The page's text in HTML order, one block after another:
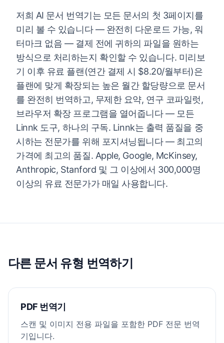
저희 AI 문서 번역기는 모든 문서의 첫 3페이지를
미리 볼 수 있습니다 — 완전히 다운로드 가능, 워
터마크 없음 — 결제 전에 귀하의 파일을 원하는
방식으로 처리하는지 확인할 수 있습니다. 미리보
기 이후 유료 플랜(연간 결제 시 $8.20/월부터)은
플랜에 맞게 확장되는 높은 월간 할당량으로 문서
를 완전히 번역하고, 무제한 요약, 연구 코파일럿,
브라우저 확장 프로그램을 열어줍니다 — 모든
Linnk 도구, 하나의 구독. Linnk는 출력 품질을 중
시하는 전문가를 위해 포지셔닝됩니다 — 최고의
가격에 최고의 품질. Apple, Google, McKinsey,
Anthropic, Stanford 및 그 이상에서 300,000명
이상의 유료 전문가가 매일 사용합니다.
다른 문서 유형 번역하기
PDF 번역기
스캔 및 이미지 전용 파일을 포함한 PDF 전문 번역
기입니다.